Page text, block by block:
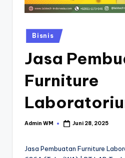
Posted
in
Bisnis
Jasa
Furniture
Posted
Admin WM Juni 28, 2025
Jasa Pembuatan Furniture